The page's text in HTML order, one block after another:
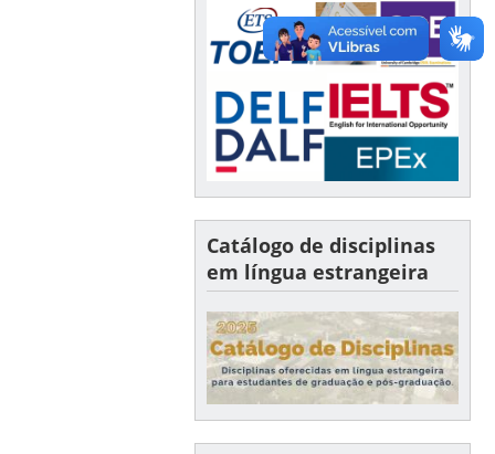
Catálogo de disciplinas
em língua estrangeira